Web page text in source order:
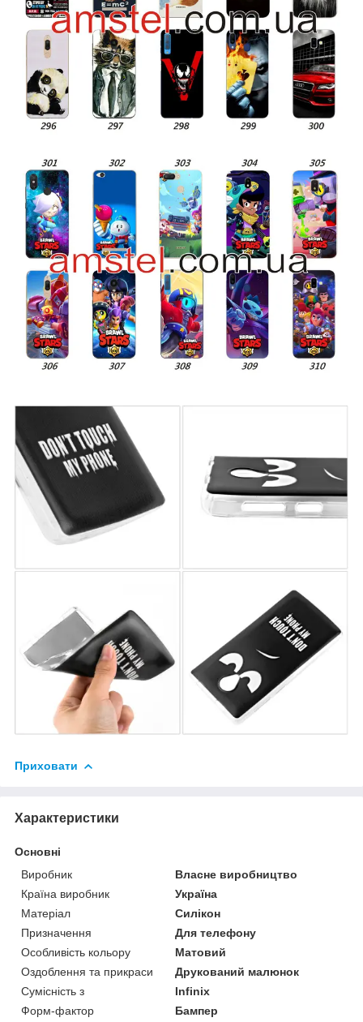
Приховати
Характеристики
Основні
Виробник
Власне виробництво
Країна виробник
Україна
Матеріал
Силікон
Призначення
Для телефону
Особливість кольору
Матовий
Оздоблення та прикраси
Друкований малюнок
Сумісність з
Infinix
Форм-фактор
Бампер